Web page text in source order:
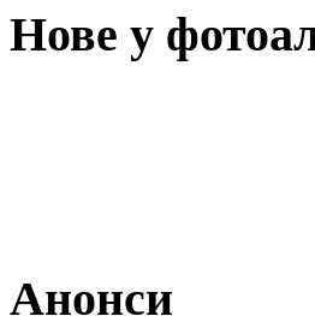
Нове у
Анонси